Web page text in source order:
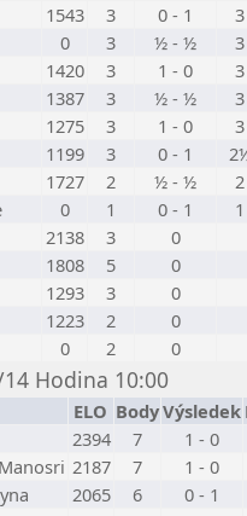
1543 3 0 - 1
3
0 3 ½ - ½
3
1420 3 1 - 0
3
1387 3 ½ - ½
3
1275 3 1 - 0
3
1199 3 0 - 1
1727 2 ½ - ½
2
0 1 0 - 1
1
2138 3
0
1808 5
0
1293 3
0
1223 2
0
0 2 0
Hodina 10:00
ELO BodyVýsledek
2394 7
1 - 0
2187 7
1 - 0
2065 6
0 - 1